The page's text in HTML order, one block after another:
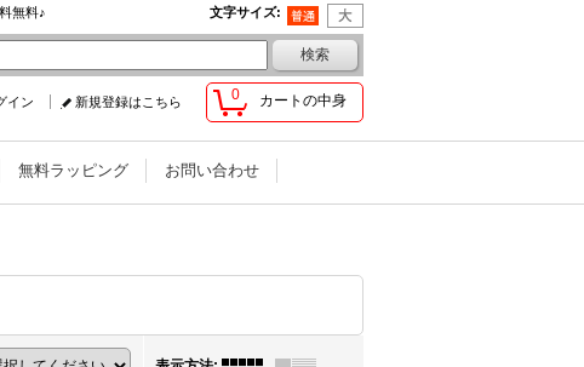
無料♪ 文字サイズ:
0 カートの中身
イン 新規登録はこちら
無料ラッピング お問い合わせ